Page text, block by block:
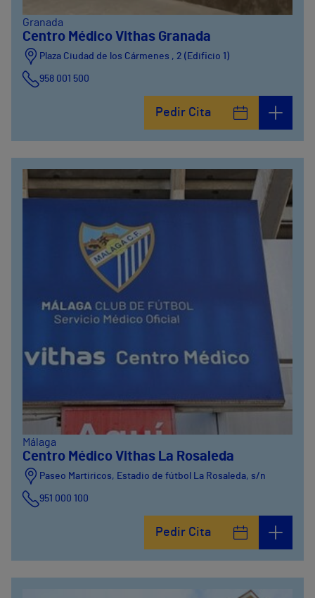
Granada
Centro Médico Vithas Granada
Plaza Ciudad de los Cármenes , 2 (Edificio 1)
958 001 500
Pedir Cita
Málaga
Centro Médico Vithas La Rosaleda
Paseo Martiricos, Estadio de fútbol La Rosaleda, s/n
951 000 100
Pedir Cita